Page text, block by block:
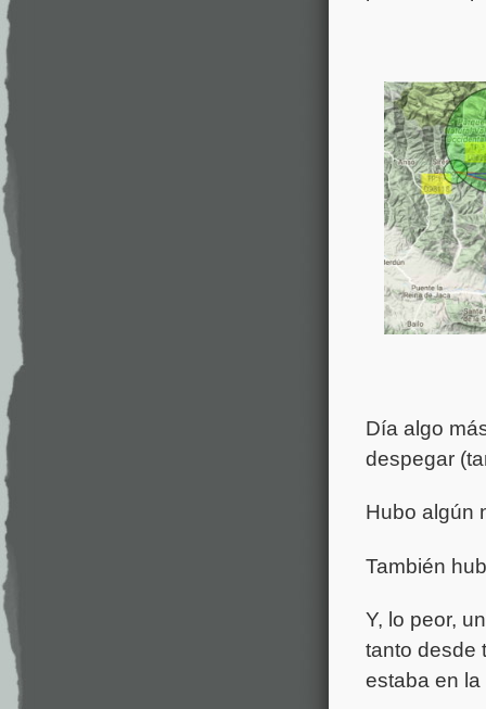
Día algo
despegar
Hubo algún
También
Y, lo peor,
tanto desde
estaba en la